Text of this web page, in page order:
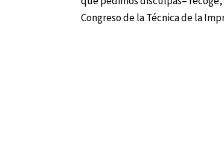
Congreso de la Técnica de la